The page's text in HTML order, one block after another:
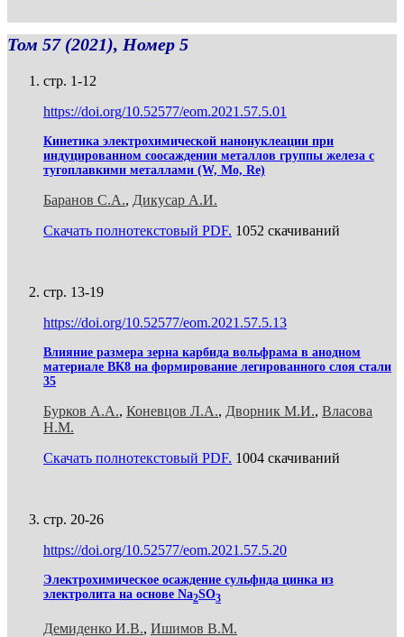
Том 57 (2021), Номер 5
стр. 1-12
https://doi.org/10.52577/eom.2021.57.5.01
Кинетика электрохимической нанонуклеации при
индуцированном соосаждении металлов группы железа с
тугоплавкими металлами (W, Mo, Re)
Баранов С.А., Дикусар А.И.
Скачать полнотекстовый PDF. 1052 скачиваний
стр. 13-19
https://doi.org/10.52577/eom.2021.57.5.13
Влияние размера зерна карбида вольфрама в анодном
материале ВК8 на формирование легированного слоя стали
35
Бурков А.А., Коневцов Л.А., Дворник М.И., Власова
Н.М.
Скачать полнотекстовый PDF. 1004 скачиваний
стр. 20-26
https://doi.org/10.52577/eom.2021.57.5.20
Электрохимическое осаждение сульфида цинка из
электролита на основе Nа2SO3
Демиденко И.В., Ишимов В.М.